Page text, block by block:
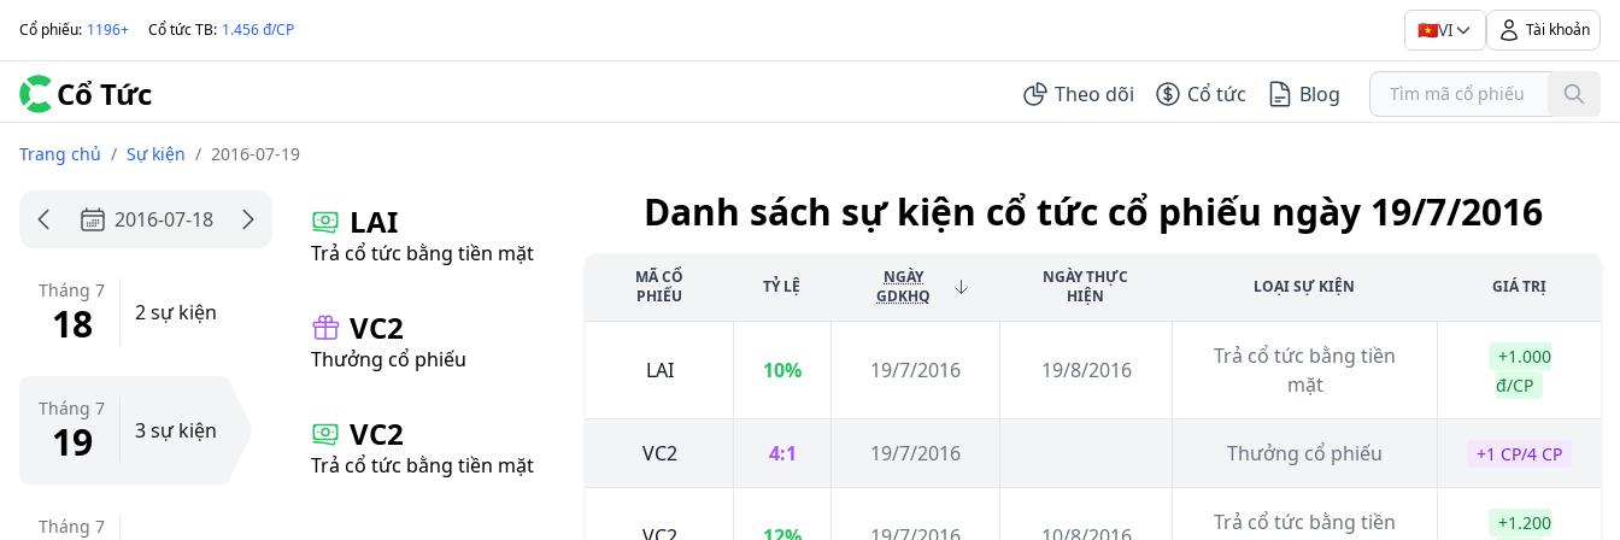
Cổ phiếu: 1196+ Cổ tức TB: 1.456 đ/CP 🇻🇳VI Tài khoản
Cổ Tức Theo dõi Cổ tức Blog
Trang chủ / Sự kiện / 2016-07-19
2016-07-18
Tháng 7
18 2 sự kiện
Tháng 7
19 3 sự kiện
Tháng 7
LAI
Trả cổ tức bằng tiền mặt
VC2
Thưởng cổ phiếu
VC2
Trả cổ tức bằng tiền mặt
Danh sách sự kiện cổ tức cổ phiếu ngày 19/7/2016
MÃ CỔ
PHIẾU
TỶ LỆ
NGÀY
GDKHQ
NGÀY THỰC
HIỆN
LOẠI SỰ KIỆN GIÁ TRỊ
LAI 10% 19/7/2016 19/8/2016
Trả cổ tức bằng tiền
mặt
+1.000
đ/CP
VC2 4:1 19/7/2016 Thưởng cổ phiếu +1 CP/4 CP
Trả cổ tức bằng tiền
+1.200